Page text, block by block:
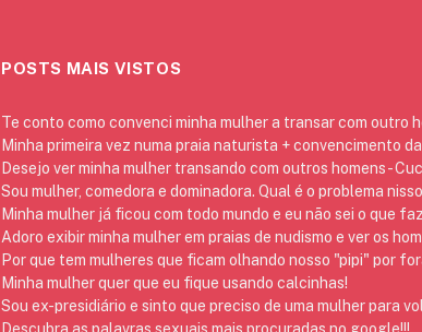
POSTS MAIS VISTOS
Te conto como convenci minha mulher a transar com outro
Minha primeira vez numa praia naturista + convencimento
Desejo ver minha mulher transando com outros homens -
Sou mulher, comedora e dominadora. Qual é o problema
Minha mulher já ficou com todo mundo e eu não sei o que
Adoro exibir minha mulher em praias de nudismo e ver os
Por que tem mulheres que ficam olhando nosso "pipi" por
Minha mulher quer que eu fique usando calcinhas!
Sou ex-presidiário e sinto que preciso de uma mulher para
Descubra as palavras sexuais mais procuradas no google!!!